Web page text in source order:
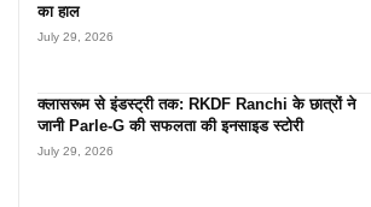
का हाल
July 29, 2026
क्लासरूम से इंडस्ट्री तक: RKDF Ranchi के छात्रों ने
जानी Parle-G की सफलता की इनसाइड स्टोरी
July 29, 2026